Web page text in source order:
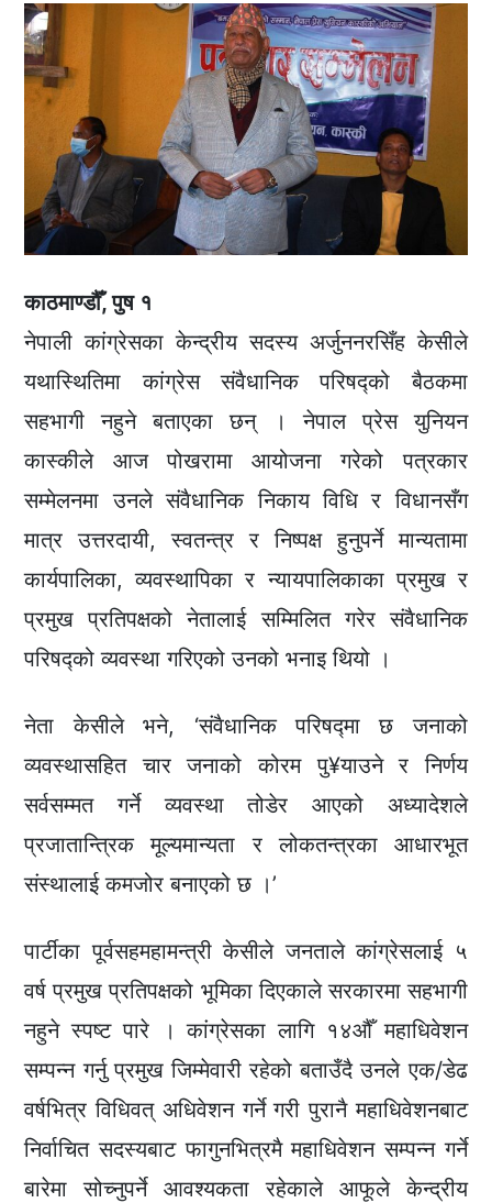
काठमाण्डौँ, पुष १
नेपाली कांग्रेसका केन्द्रीय सदस्य अर्जुननरसिँह केसीले
यथास्थितिमा कांग्रेस संवैधानिक परिषद्को बैठकमा
सहभागी नहुने बताएका छन् । नेपाल प्रेस युनियन
कास्कीले आज पोखरामा आयोजना गरेको पत्रकार
सम्मेलनमा उनले संवैधानिक निकाय विधि र विधानसँग
मात्र उत्तरदायी, स्वतन्त्र र निष्पक्ष हुनुपर्ने मान्यतामा
कार्यपालिका, व्यवस्थापिका र न्यायपालिकाका प्रमुख र
प्रमुख प्रतिपक्षको नेतालाई सम्मिलित गरेर संवैधानिक
परिषद्को व्यवस्था गरिएको उनको भनाइ थियो ।
नेता केसीले भने, ‘संवैधानिक परिषद्मा छ जनाको
व्यवस्थासहित चार जनाको कोरम पु¥याउने र निर्णय
सर्वसम्मत गर्ने व्यवस्था तोडेर आएको अध्यादेशले
प्रजातान्त्रिक मूल्यमान्यता र लोकतन्त्रका आधारभूत
संस्थालाई कमजोर बनाएको छ ।’
पार्टीका पूर्वसहमहामन्त्री केसीले जनताले कांग्रेसलाई ५
वर्ष प्रमुख प्रतिपक्षको भूमिका दिएकाले सरकारमा सहभागी
नहुने स्पष्ट पारे । कांग्रेसका लागि १४औँ महाधिवेशन
सम्पन्न गर्नु प्रमुख जिम्मेवारी रहेको बताउँदै उनले एक/डेढ
वर्षभित्र विधिवत् अधिवेशन गर्ने गरी पुरानै महाधिवेशनबाट
निर्वाचित सदस्यबाट फागुनभित्रमै महाधिवेशन सम्पन्न गर्ने
बारेमा सोच्नुपर्ने आवश्यकता रहेकाले आफूले केन्द्रीय